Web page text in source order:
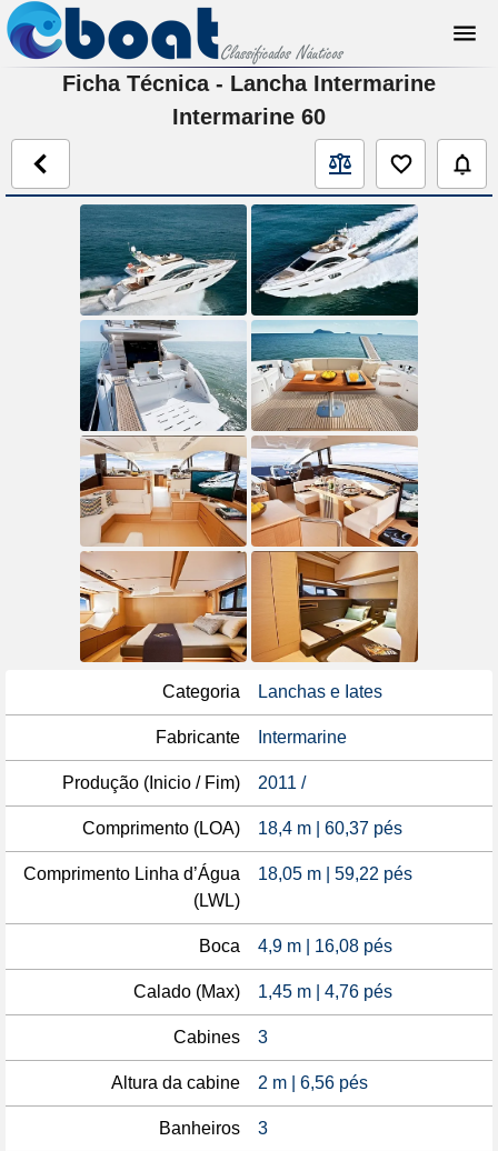
Ficha Técnica - Lancha Intermarine
Intermarine 60
Categoria Lanchas e Iates
Fabricante Intermarine
Produção (Inicio / Fim) 2011 /
Comprimento (LOA) 18,4 m | 60,37 pés
Comprimento Linha d’Água
(LWL)
18,05 m | 59,22 pés
Boca 4,9 m | 16,08 pés
Calado (Max) 1,45 m | 4,76 pés
Cabines 3
Altura da cabine 2 m | 6,56 pés
Banheiros 3